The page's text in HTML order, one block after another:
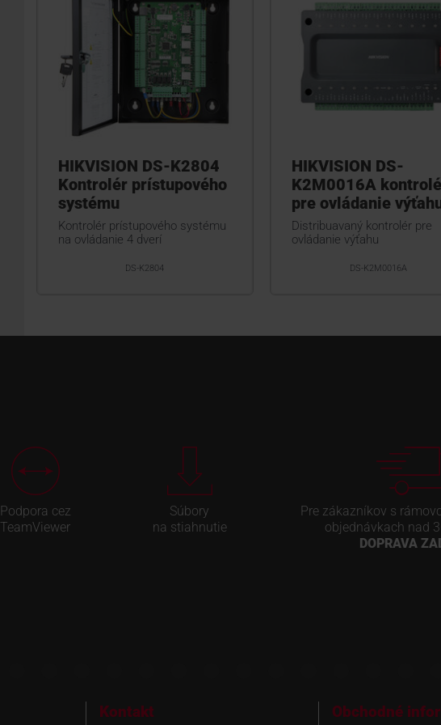
HIKVISION DS-K2804
Kontrolér prístupového
systému
Kontrolér prístupového systému
na ovládanie 4 dverí
DS-K2804
HIKVISION DS-
K2M0016A
pre ovládanie
Distribuavaný kontrolér pre
ovládanie výťahu
DS-K2M0016A
Podpora cez
TeamViewer
Súbory
na stiahnutie
Pre zákazníkov s
objednávkach nad
DOPRAVA
Kontakt Obchodné